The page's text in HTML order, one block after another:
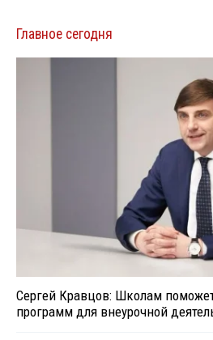
Главное сегодня
Сергей Кравцов: Школам
программ для внеурочной